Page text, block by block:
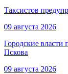
Таксистов
09 августа 2026
Городские власти
Пскова
09 августа 2026